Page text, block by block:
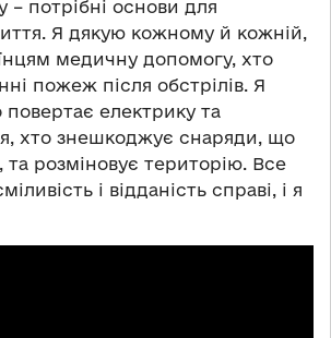
– потрібні основи для
Я дякую кожному й кожній,
медичну допомогу, хто
пожеж після обстрілів. Я
повертає електрику та
хто знешкоджує снаряди, що
та розміновує територію. Все
і відданість справі, і я